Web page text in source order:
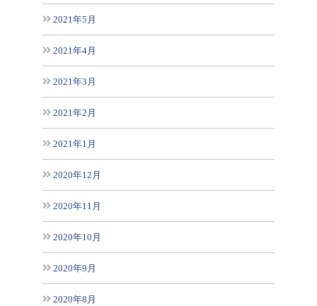
2021年5月
2021年4月
2021年3月
2021年2月
2021年1月
2020年12月
2020年11月
2020年10月
2020年9月
2020年8月